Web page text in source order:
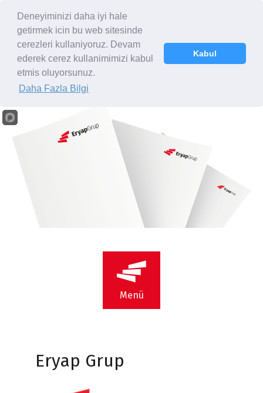
Kurumsal Dökümanlar
Menü
Eryap Grup
Deneyiminizi daha iyi hale
getirmek icin bu web sitesinde
cerezleri kullaniyoruz. Devam
ederek cerez kullanimimizi kabul
etmis oluyorsunuz.
Daha Fazla Bilgi
Kabul